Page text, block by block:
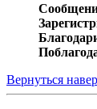
Вернуться